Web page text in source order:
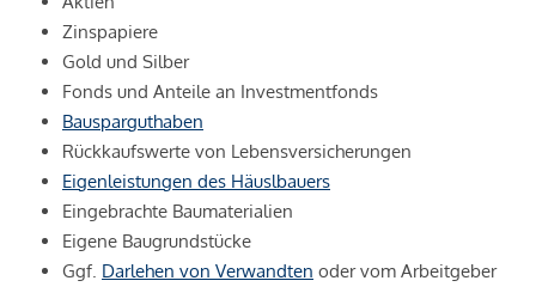
Zinspapiere
Gold und Silber
Fonds und Anteile an Investmentfonds
Bausparguthaben
Rückkaufswerte von Lebensversicherungen
Eigenleistungen des Häuslbauers
Eingebrachte Baumaterialien
Eigene Baugrundstücke
Ggf. Darlehen von Verwandten oder vom Arbeitgeber